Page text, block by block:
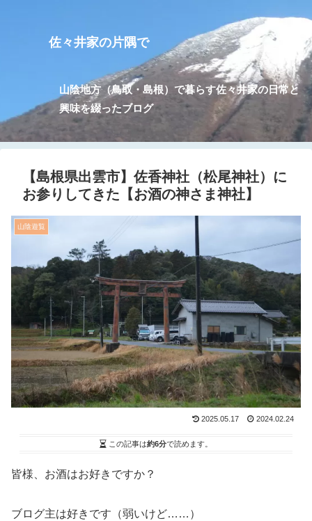
佐々井家の片隅で
山陰地方（鳥取・島根）で暮らす佐々井家の日常と
興味を綴ったブログ
【島根県出雲市】佐香神社（松尾神社）に
お参りしてきた【お酒の神さま神社】
山陰遊覧
2025.05.17 2024.02.24
この記事は約6分で読めます。
皆様、お酒はお好きですか？
ブログ主は好きです（弱いけど……）